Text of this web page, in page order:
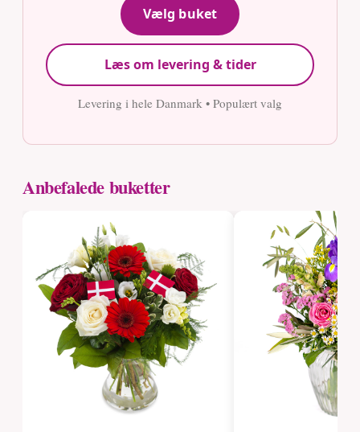
Vælg buket
Læs om levering & tider
Levering i hele Danmark • Populært valg
Anbefalede buketter